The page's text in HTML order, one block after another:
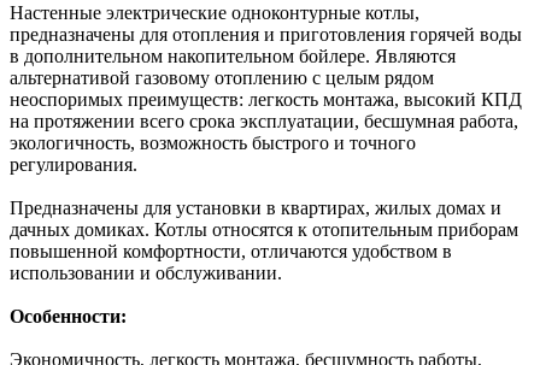
Настенные электрические одноконтурные котлы,
предназначены для отопления и приготовления горячей воды
в дополнительном накопительном бойлере. Являются
альтернативой газовому отоплению с целым рядом
неоспоримых преимуществ: легкость монтажа, высокий КПД
на протяжении всего срока эксплуатации, бесшумная работа,
экологичность, возможность быстрого и точного
регулирования.
Предназначены для установки в квартирах, жилых домах и
дачных домиках. Котлы относятся к отопительным приборам
повышенной комфортности, отличаются удобством в
использовании и обслуживании.
Особенности:
Экономичность, легкость монтажа, бесшумность работы,